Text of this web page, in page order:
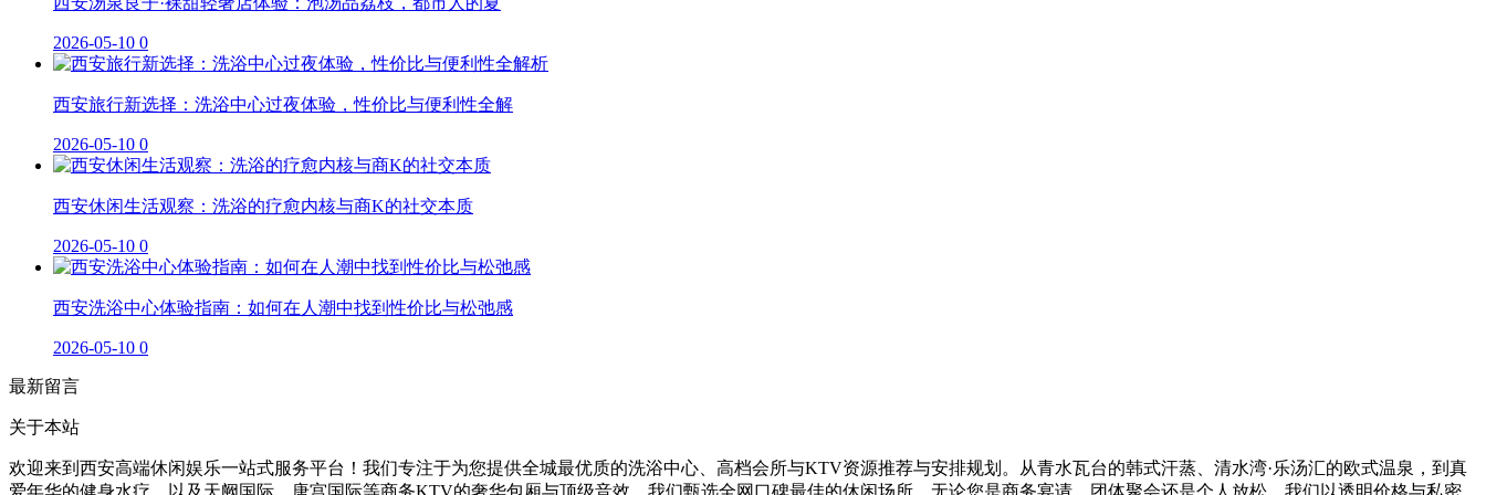
2026-05-10 0
西安旅行新选择：洗浴中心过夜体验，性价比与便利性全解
2026-05-10 0
西安休闲生活观察：洗浴的疗愈内核与商K的社交本质
2026-05-10 0
西安洗浴中心体验指南：如何在人潮中找到性价比与松弛感
2026-05-10 0
最新留言
关于本站
欢迎来到西安高端休闲娱乐一站式服务平台！我们专注于为您提供全城最优质的洗浴中心、高档会所与KTV资源推荐与安排规划。从青水瓦台的韩式汗蒸、清水湾·乐汤汇的欧式温泉，到真
爱年华的健身水疗，以及天阙国际、唐宫国际等商务KTV的奢华包厢与顶级音效，我们甄选全网口碑最佳的休闲场所。无论您是商务宴请、团体聚会还是个人放松，我们以透明价格与私密